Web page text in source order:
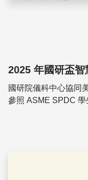
2025 年國研盃智
國研院儀科中心協同
參照 ASME SPDC